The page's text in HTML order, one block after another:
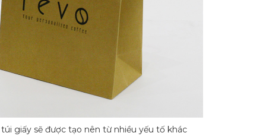
túi giấy sẽ được tạo nên từ nhiều yếu tố khác